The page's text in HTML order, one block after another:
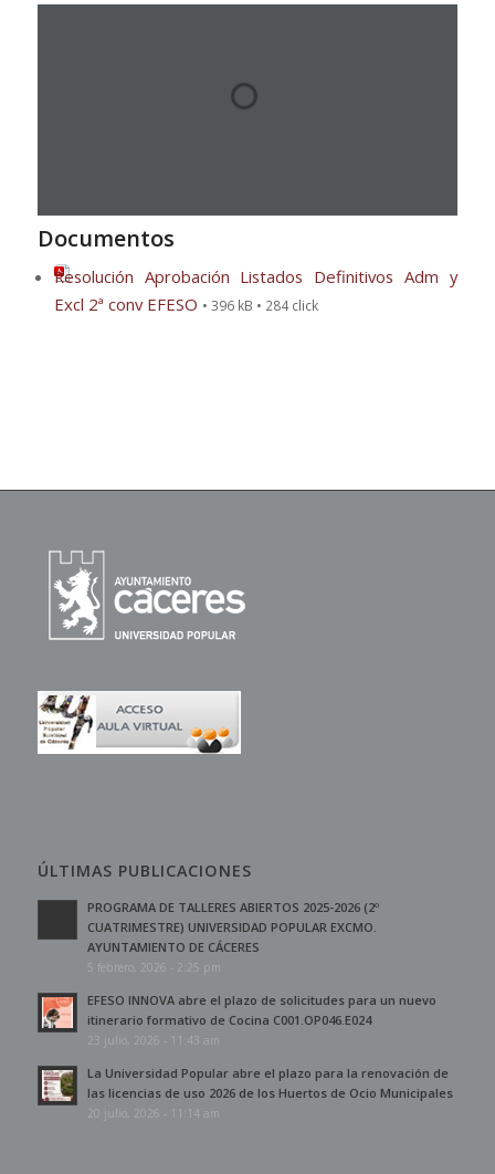
Documentos
Resolución Aprobación Listados Definitivos Adm y
Excl 2ª conv EFESO • 396 kB • 284 click
ÚLTIMAS PUBLICACIONES
PROGRAMA DE TALLERES ABIERTOS 2025-2026 (2º
CUATRIMESTRE) UNIVERSIDAD POPULAR EXCMO.
AYUNTAMIENTO DE CÁCERES
5 febrero, 2026 - 2:25 pm
EFESO INNOVA abre el plazo de solicitudes para un nuevo
itinerario formativo de Cocina C001.OP046.E024
23 julio, 2026 - 11:43 am
La Universidad Popular abre el plazo para la renovación de
las licencias de uso 2026 de los Huertos de Ocio Municipales
20 julio, 2026 - 11:14 am